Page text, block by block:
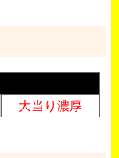
大当り濃厚